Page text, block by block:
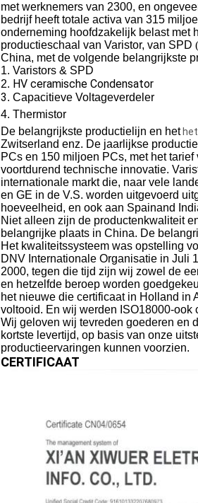
met werknemers van 2300, en
bedrijf heeft totale activa van 315
onderneming hoofdzakelijk belast met
productieschaal van Varistor, van SPD (
China, met de volgende belangrijkste
1. Varistors & SPD
2. HV ceramische Condensator
3. Capacitieve Voltageverdeler
4. Thermistor
De belangrijkste productielijn en hethet
Zwitserland enz. De jaarlijkse
PCs en 150 miljoen PCs, met het
voortdurend technische innovatie.
internationale markt die, naar vele
en GE in de V.S. worden uitgevoerd
hoeveelheid, en ook aan Spainand
Niet alleen zijn de productenkwaliteit
belangrijke plaats in China. De
Het kwaliteitssysteem was opstelling
DNV Internationale Organisatie in Juli
2000, tegen die tijd zijn wij zowel de
en hetzelfde beroep worden
het nieuwe die certificaat in Holland in
voltooid. En wij werden ISO18000-ook
Wij geloven wij tevreden goederen en
kortste levertijd, op basis van onze
productieervaringen kunnen voorzien.
CERTIFICAAT